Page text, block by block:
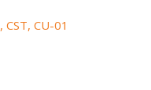
,CST,CU-01